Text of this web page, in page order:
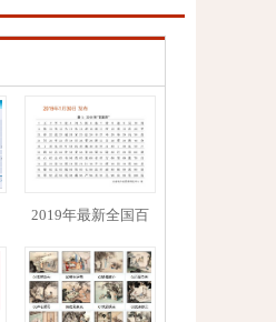
2019年最新全国百